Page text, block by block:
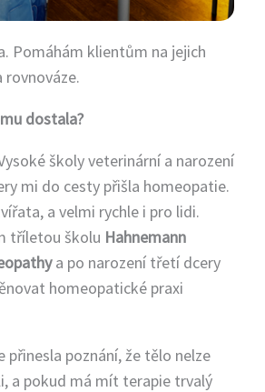
Pomáhám klientům na jejich
rovnováze.
dostala?
školy veterinární a narození
mi do cesty přišla homeopatie.
a velmi rychle i pro lidi.
tříletou školu Hahnemann
a po narození třetí dcery
homeopatické praxi
přinesla poznání, že tělo nelze
a pokud má mít terapie trvalý